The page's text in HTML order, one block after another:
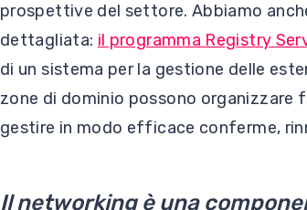
prospettive del settore. Abbiamo
dettagliata: il programma Registry
di un sistema per la gestione delle
zone di dominio possono organizzare
gestire in modo efficace conferme,
Il networking è una